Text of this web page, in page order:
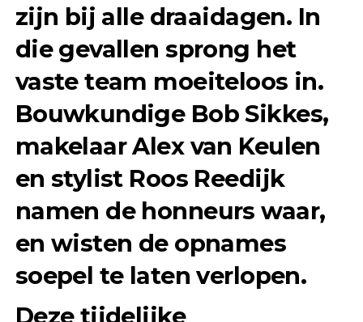
zijn bij alle draaidagen. In
die gevallen sprong het
vaste team moeiteloos in.
Bouwkundige Bob Sikkes,
makelaarAlex van Keulen
en stylist Roos Reedijk
namen de honneurs waar,
en wisten de opnames
soepel te laten verlopen.
Deze tijdelijke